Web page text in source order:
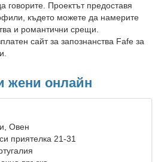
говорите. Проектът предоставя
където можете да намерите
и романтични срещи.
сайт за запознанства Fafe за
жени онлайн
Овен
приятелка 21-31